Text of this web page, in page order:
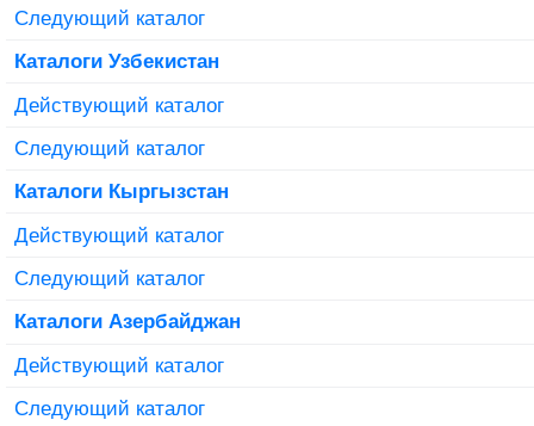
Следующий каталог
Каталоги Узбекистан
Действующий каталог
Следующий каталог
Каталоги Кыргызстан
Действующий каталог
Следующий каталог
Каталоги Азербайджан
Действующий каталог
Следующий каталог